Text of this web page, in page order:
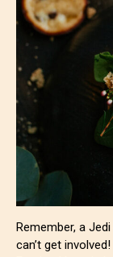
Remember, a
can’t get